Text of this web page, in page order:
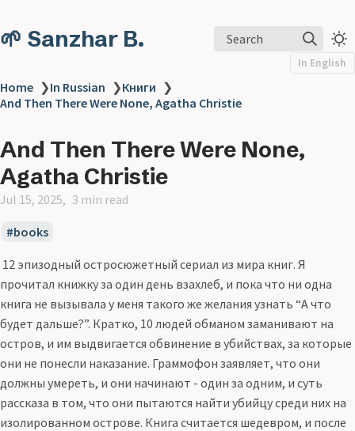
🌱 Sanzhar B. Search
In English
Home ❯In Russian ❯Книги ❯
And Then There Were None, Agatha Christie
And Then There Were None,
Agatha Christie
Jul 15, 2025 3 min read
books
12 эпизодный остросюжетный сериал из мира книг. Я
прочитал книжку за один день взахлеб, и пока что ни одна
книга не вызывала у меня такого же желания узнать “А что
будет дальше?”. Кратко, 10 людей обманом заманивают на
остров, и им выдвигается обвинение в убийствах, за которые
они не понесли наказание. Граммофон заявляет, что они
должны умереть, и они начинают - один за одним, и суть
рассказа в том, что они пытаются найти убийцу среди них на
изолированном острове. Книга считается шедевром, и после